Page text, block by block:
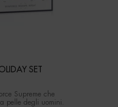
SET
Supreme che
pelle degli uomini.